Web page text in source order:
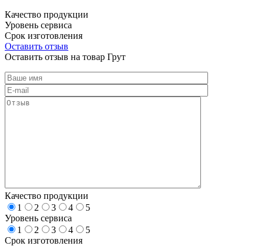
Качество продукции
Уровень сервиса
Срок изготовления
Оставить отзыв
Оставить отзыв на товар Грут
Качество продукции
1
2 3 4
5
Уровень сервиса
1
2 3 4
5
Срок изготовления